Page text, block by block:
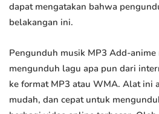
dapat mengatakan bahwa
belakangan ini.
Pengunduh musik MP3 Add-
mengunduh lagu apa pun dari
ke format MP3 atau WMA. Alat ini
mudah, dan cepat untuk